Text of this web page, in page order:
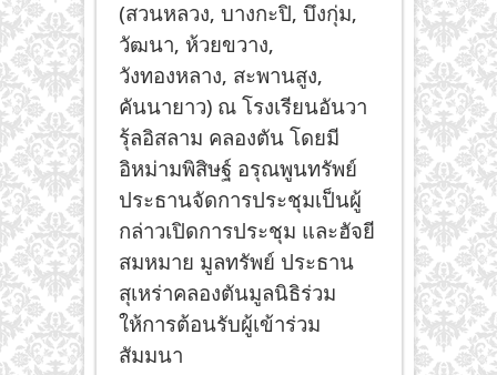
(สวนหลวง, บางกะปิ, บึงกุ่ม,
วัฒนา, ห้วยขวาง,
วังทองหลาง, สะพานสูง,
คันนายาว) ณ โรงเรียนอันวา
รุ้ลอิสลาม คลองตัน โดยมี
อิหม่ามพิสิษฐ์ อรุณพูนทรัพย์
ประธานจัดการประชุมเป็นผู้
กล่าวเปิดการประชุม และฮัจยี
สมหมาย มูลทรัพย์ ประธาน
สุเหร่าคลองตันมูลนิธิร่วม
ให้การต้อนรับผู้เข้าร่วม
สัมมนา